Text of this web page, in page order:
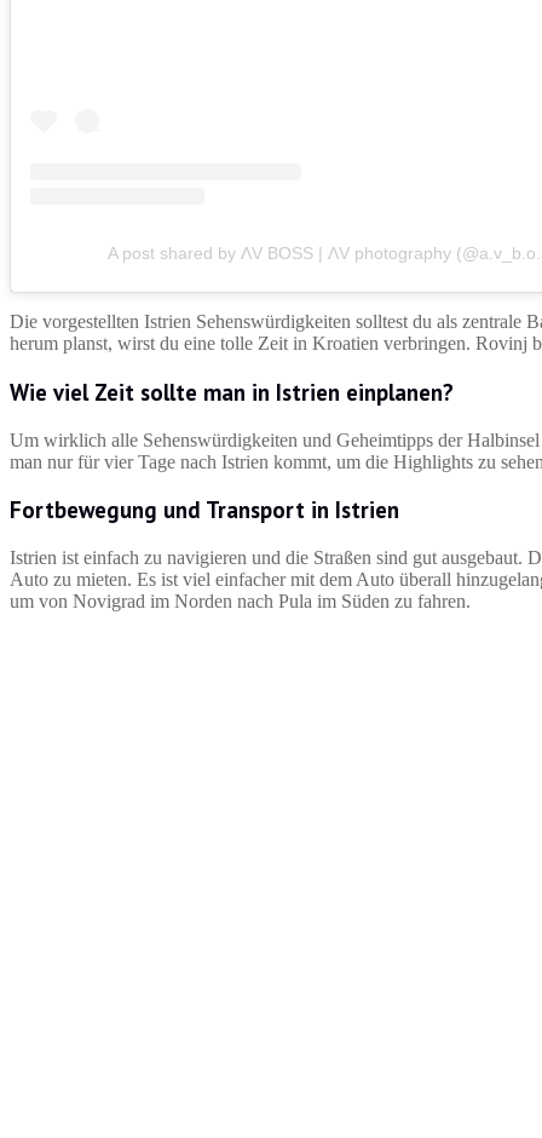
A post shared by ΛV BOSS | ΛV photography
Die vorgestellten Istrien Sehenswürdigkeiten solltest du als zentrale
herum planst, wirst du eine tolle Zeit in Kroatien verbringen. Rovinj
Wie viel Zeit sollte man in Istrien einplanen?
Um wirklich alle Sehenswürdigkeiten und Geheimtipps der
man nur für vier Tage nach Istrien kommt, um die Highlights zu
Fortbewegung und Transport in Istrien
Istrien ist einfach zu navigieren und die Straßen sind gut ausgebaut.
Auto zu mieten. Es ist viel einfacher mit dem Auto überall
um von Novigrad im Norden nach Pula im Süden zu fahren.